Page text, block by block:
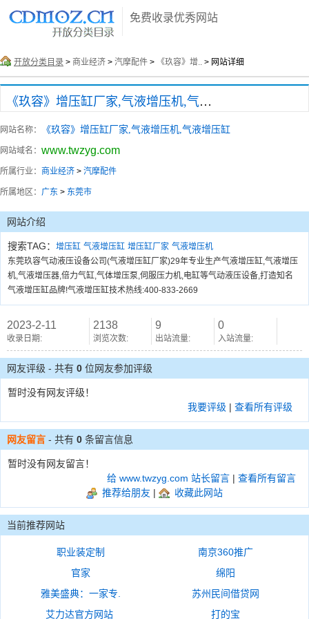
免费收录优秀网站
开放分类目录 > 商业经济 > 汽摩配件 > 《玖容》增.. > 网站详细
《玖容》增压缸厂家,气液增压机,气液增压缸
网站名称： 《玖容》增压缸厂家,气液增压机,气液增压缸
网站域名： www.twzyg.com
所属行业： 商业经济 > 汽摩配件
所属地区： 广东 > 东莞市
网站介绍
搜索TAG： 增压缸 气液增压缸 增压缸厂家 气液增压机
东莞玖容气动液压设备公司(气液增压缸厂家)29年专业生产气液增压缸,气液增压
机,气液增压器,倍力气缸,气体增压泵,伺服压力机,电缸等气动液压设备,打造知名
气液增压缸品牌!气液增压缸技术热线:400-833-2669
2023-2-11
收录日期:
2138
浏览次数:
9
出站流量:
0
入站流量:
网友评级 - 共有 0 位网友参加评级
暂时没有网友评级！
我要评级 | 查看所有评级
网友留言 - 共有 0 条留言信息
暂时没有网友留言！
给 www.twzyg.com 站长留言 | 查看所有留言
推荐给朋友 | 收藏此网站
当前推荐网站
职业装定制
南京360推广
官家
绵阳
雅美盛典：一家专.
苏州民间借贷网
艾力达官方网站
打的宝